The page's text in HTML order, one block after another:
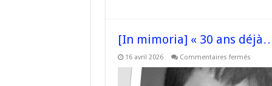
[In mimoria] « 30 ans
16 avril 2026 Commentaires ferméssur
« 30